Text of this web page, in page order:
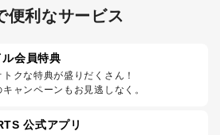
便利なサービス
会員特典
クな特典が盛りだくさん！
ャンペーンもお見逃しなく。
公式アプリ